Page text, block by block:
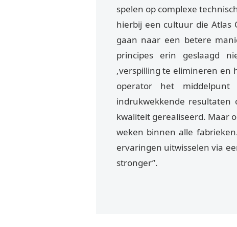
spelen op complexe
hierbij een cultuur die Atlas
gaan naar een betere
principes erin geslaagd
,verspilling te elimineren en
operator het
indrukwekkende
kwaliteit gerealiseerd. Maar
weken binnen alle
ervaringen uitwisselen via
stronger”.